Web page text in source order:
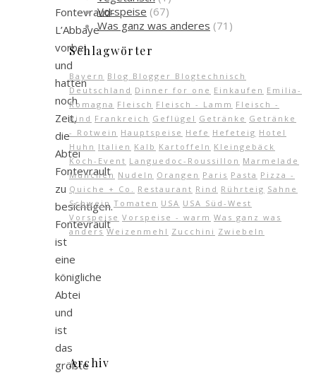
Fontevraud-
L’Abbaye
vorbei
und
hatten
noch
Zeit,
die
Abtei
Fontevrault
zu
besichtigen.
Fontevrault
ist
eine
königliche
Abtei
und
ist
das
größte
Vorspeise (67)
Was ganz was anderes (71)
Schlagwörter
Bayern Blog Blogger Blogtechnisch
Deutschland Dinner for one Einkaufen Emilia-
Romagna Fleisch Fleisch - Lamm Fleisch -
Rind Frankreich Geflügel Getränke Getränke
- Rotwein Hauptspeise Hefe Hefeteig Hotel
Huhn Italien Kalb Kartoffeln Kleingebäck
Koch-Event Languedoc-Roussillon Marmelade
München Nudeln Orangen Paris Pasta Pizza -
Quiche + Co.
Restaurant Rind Rührteig Sahne
Schwein Tomaten USA USA Süd-West
Vorspeise Vorspeise - warm Was ganz was
anders Weizenmehl Zucchini Zwiebeln
Archiv